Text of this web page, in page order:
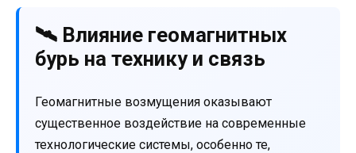
🛰️ Влияние геомагнитных
бурь на технику и связь
Геомагнитные возмущения оказывают
существенное воздействие на современные
технологические системы, особенно те,